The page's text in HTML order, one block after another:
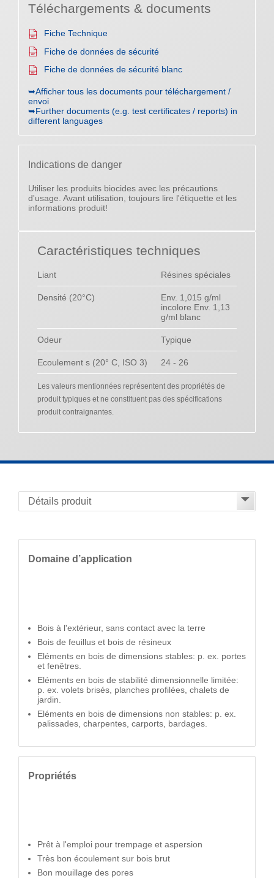
Téléchargements & documents
Fiche Technique
Fiche de données de sécurité
Fiche de données de sécurité blanc
➥Afficher tous les documents pour téléchargement /
envoi
➥Further documents (e.g. test certificates / reports) in
different languages
Indications de danger
Utiliser les produits biocides avec les précautions
d'usage. Avant utilisation, toujours lire l'étiquette et les
informations produit!
Caractéristiques techniques
Liant Résines spéciales
Densité (20°C)
Env. 1,015 g/ml
incolore Env. 1,13
g/ml blanc
Odeur Typique
Ecoulement s (20° C, ISO 3) 24 - 26
Les valeurs mentionnées représentent des propriétés de
produit typiques et ne constituent pas des spécifications
produit contraignantes.
Domaine d’application
Bois à l'extérieur, sans contact avec la terre
Bois de feuillus et bois de résineux
Eléments en bois de dimensions stables: p. ex. portes
et fenêtres.
Eléments en bois de stabilité dimensionnelle limitée:
p. ex. volets brisés, planches profilées, chalets de
jardin.
Eléments en bois de dimensions non stables: p. ex.
palissades, charpentes, carports, bardages.
Propriétés
Prêt à l'emploi pour trempage et aspersion
Très bon écoulement sur bois brut
Bon mouillage des pores